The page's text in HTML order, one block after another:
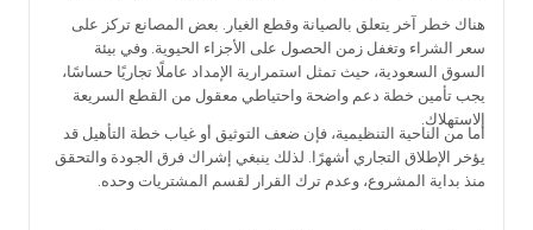
هناك خطر آخر يتعلق بالصيانة وقطع الغيار. بعض المصانع تركز على
سعر الشراء وتغفل زمن الحصول على الأجزاء الحيوية. وفي بيئة
السوق السعودية، حيث تمثل استمرارية الإمداد عاملًا تجاريًا حساسًا،
يجب تأمين خطة دعم واضحة واحتياطي معقول من القطع السريعة
الاستهلاك.
أما من الناحية التنظيمية، فإن ضعف التوثيق أو غياب خطة التأهيل قد
يؤخر الإطلاق التجاري أشهرًا. لذلك ينبغي إشراك فرق الجودة والتحقق
منذ بداية المشروع، وعدم ترك القرار لقسم المشتريات وحده.